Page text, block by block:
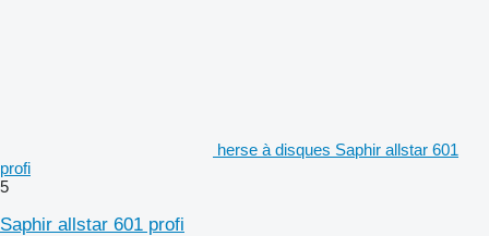
herse à disques Saphir allstar 601
profi
5
Saphir allstar 601 profi